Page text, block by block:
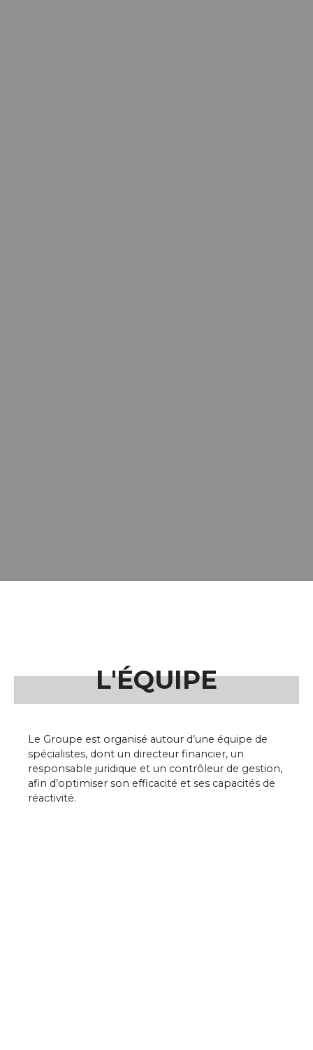
L'ÉQUIPE
Le Groupe est organisé autour d’une équipe de
spécialistes, dont un directeur financier, un
responsable juridique et un contrôleur de gestion,
afin d’optimiser son efficacité et ses capacités de
réactivité.